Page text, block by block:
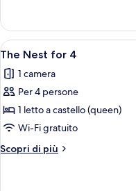
Roost
Apri
tutte
le
foto
per
The
Nest
for
6
The Nest for 4
1 camera
Per 4 persone
1 letto a castello (queen)
Wi-Fi gratuito
Scopri di più
Altri